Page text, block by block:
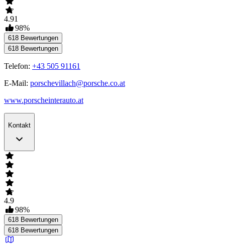
4.91
98%
618 Bewertungen
618 Bewertungen
Telefon: +43 505 91161
E-Mail: porschevillach@porsche.co.at
www.porscheinterauto.at
Kontakt
4.9
98%
618 Bewertungen
618 Bewertungen